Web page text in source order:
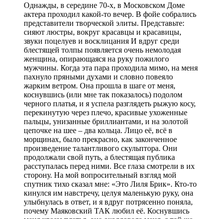
Однажды, в середине 70-х, в Московском Доме
актера проходил какой-то вечер. В фойе собрались
представители творческой элиты. Представьте:
сияют люстры, вокруг красавцы и красавицы,
звуки поцелуев и восклицания И вдруг среди
блестящей толпы появляется очень немолодая
женщина, опирающаяся на руку пожилого
мужчины. Когда эта пара проходила мимо, на меня
пахнуло пряными духами и словно повеяло
жарким ветром. Она прошла в шаге от меня,
коснувшись (или мне так показалось) подолом
черного платья, и я успела разглядеть рыжую косу,
перекинутую через плечо, красивые ухоженные
пальцы, унизанные бриллиантами, и на золотой
цепочке на шее – два кольца. Лицо её, всё в
морщинах, было прекрасно, как законченное
произведение талантливого скульптора. Они
продолжали свой путь, а блестящая публика
расступалась перед ними. Все глаза смотрели в их
сторону. На мой вопросительный взгляд мой
спутник тихо сказал мне: «Это Лиля Брик». Кто-то
кинулся им навстречу, целуя маленькую руку, она
улыбнулась в ответ, и я вдруг потрясенно поняла,
почему Маяковский ТАК любил её. Коснувшись